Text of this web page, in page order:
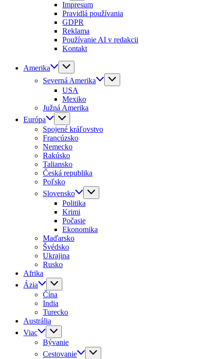
Impresum
Pravidlá používania
GDPR
Reklama
Používanie AI v redakcii
Kontakt
Amerika
Severná Amerika
USA
Mexiko
Južná Amerika
Európa
Spojené kráľovstvo
Francúzsko
Nemecko
Rakúsko
Taliansko
Česká republika
Poľsko
Slovensko
Politika
Krimi
Počasie
Ekonomika
Maďarsko
Švédsko
Ukrajina
Rusko
Afrika
Ázia
Čína
India
Turecko
Austrália
Viac
Bývanie
Cestovanie